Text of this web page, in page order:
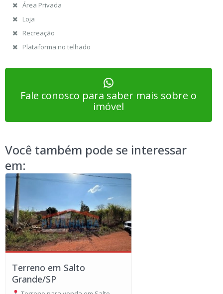
Área Privada
Loja
Recreação
Plataforma no telhado
Fale conosco para saber mais sobre o
imóvel
Você também pode se interessar
em:
Terreno em Salto
Grande/SP